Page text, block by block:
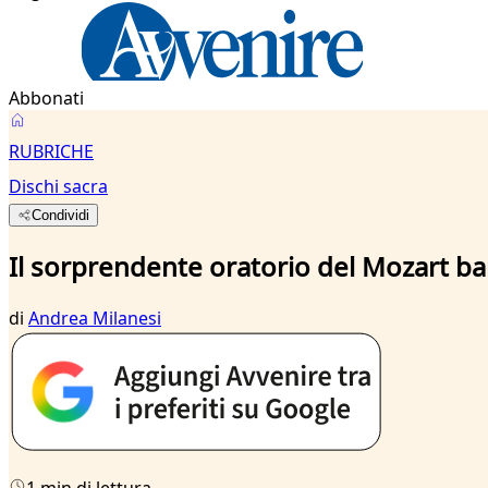
Abbonati
RUBRICHE
Dischi sacra
Condividi
Il sorprendente oratorio del Mozart
di Andrea Milanesi